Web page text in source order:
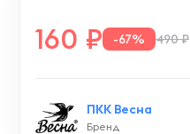
160 -67% 490 ₽
ПКК Весна
Бренд